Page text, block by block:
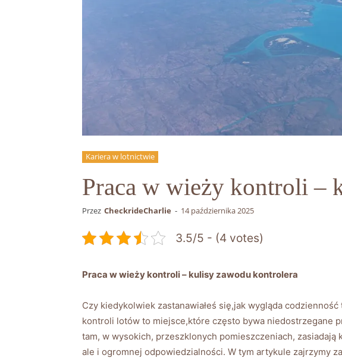
Kariera w lotnictwie
Praca w wieży kontroli –
Przez CheckrideCharlie - 14 października 2025
3.5/5 - (4 votes)
Praca w wieży kontroli – kulisy zawodu kontrolera
Czy kiedykolwiek zastanawiałeś się,jak wygląda
kontroli lotów to miejsce,które często bywa niedostrzegane
tam, w wysokich, przeszklonych pomieszczeniach,
ale i ogromnej odpowiedzialności. W tym artykule zajrzymy